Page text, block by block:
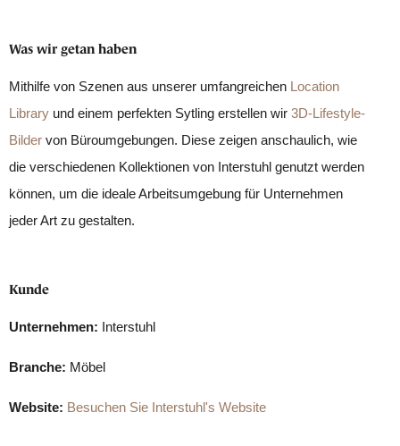
Was wir getan haben
Mithilfe von Szenen aus unserer umfangreichen Location
Library und einem perfekten Sytling erstellen wir 3D-Lifestyle-
Bilder von Büroumgebungen. Diese zeigen anschaulich, wie
die verschiedenen Kollektionen von Interstuhl genutzt werden
können, um die ideale Arbeitsumgebung für Unternehmen
jeder Art zu gestalten.
Kunde
Unternehmen: Interstuhl
Branche: Möbel
Website: Besuchen Sie Interstuhl's Website